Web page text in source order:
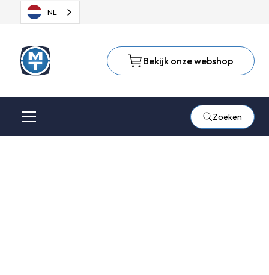
NL
Bekijk onze webshop
Zoeken